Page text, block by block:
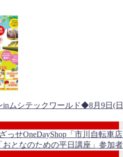
inムシテックワールド◆8月9日(
っせOneDayShop「市川自転車
おとなのための平日講座」参加